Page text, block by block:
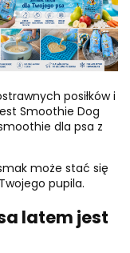
posiłków i
Smoothie Dog
dla psa z
może stać się
pupila.
latem jest